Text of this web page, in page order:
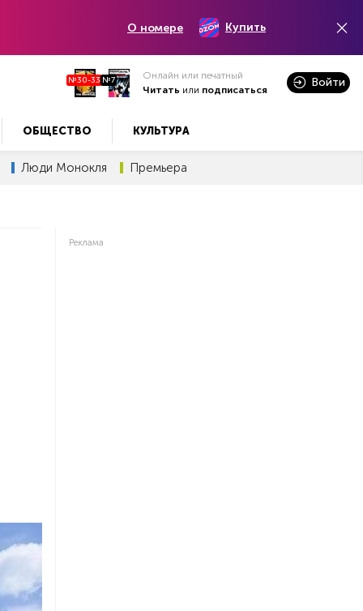
О номере Купить
№30-33 №7
Онлайн или печатный
Читать или подписаться
Войти
ОБЩЕСТВО КУЛЬТУРА
Люди Монокля Премьера
Реклама